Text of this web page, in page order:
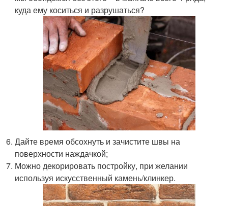
куда ему коситься и разрушаться?
Дайте время обсохнуть и зачистите швы на
поверхности наждачкой;
Можно декорировать постройку, при желании
используя искусственный камень/клинкер.